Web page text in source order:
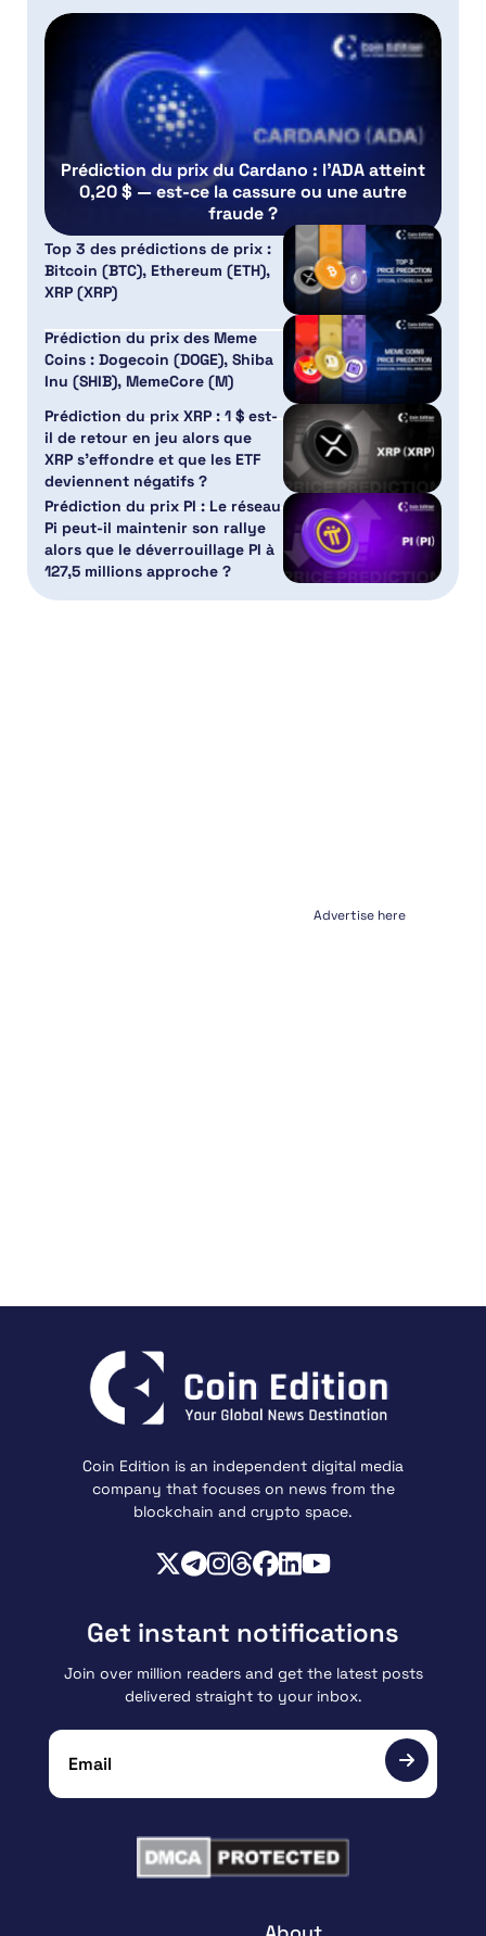
Prédiction du prix du Cardano : l’ADA atteint
0,20 $ — est-ce la cassure ou une autre
fraude ?
Top 3 des prédictions de prix :
Bitcoin (BTC), Ethereum (ETH),
XRP (XRP)
Prédiction du prix des Meme
Coins : Dogecoin (DOGE), Shiba
Inu (SHIB), MemeCore (M)
Prédiction du prix XRP : 1 $ est-
il de retour en jeu alors que
XRP s’effondre et que les ETF
deviennent négatifs ?
Prédiction du prix PI : Le réseau
Pi peut-il maintenir son rallye
alors que le déverrouillage PI à
127,5 millions approche ?
Advertise here
Coin Edition is an independent digital media
company that focuses on news from the
blockchain and crypto space.
Get instant notifications
Join over million readers and get the latest posts
delivered straight to your inbox.